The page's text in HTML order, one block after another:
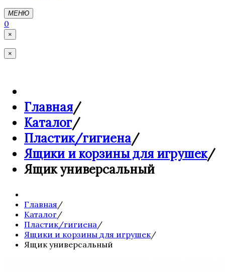
МЕНЮ
0
×
×
Главная/
Каталог/
Пластик/гигиена/
Ящики и корзины для игрушек/
Ящик универсальный
Главная /
Каталог /
Пластик/гигиена /
Ящики и корзины для игрушек/
Ящик универсальный